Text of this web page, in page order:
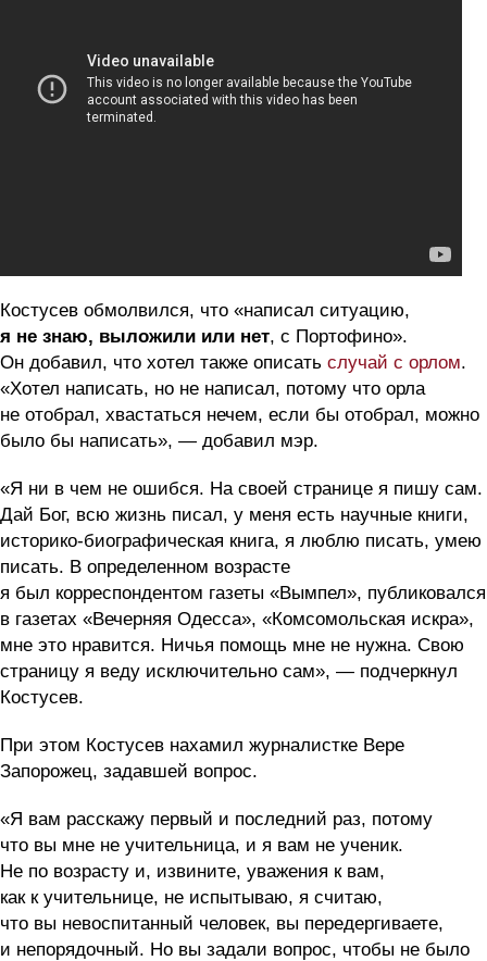
Костусев обмолвился, что «написал ситуацию,
я не знаю, выложили или нет, с Портофино».
Он добавил, что хотел также описать случай с орлом.
«Хотел написать, но не написал, потому что орла
не отобрал, хвастаться нечем, если бы отобрал, можно
было бы написать», — добавил мэр.
«Я ни в чем не ошибся. На своей странице я пишу сам.
Дай Бог, всю жизнь писал, у меня есть научные книги,
историко-биографическая книга, я люблю писать, умею
писать. В определенном возрасте
я был корреспондентом газеты «Вымпел», публиковался
в газетах «Вечерняя Одесса», «Комсомольская искра»,
мне это нравится. Ничья помощь мне не нужна. Свою
страницу я веду исключительно сам», — подчеркнул
Костусев.
При этом Костусев нахамил журналистке Вере
Запорожец, задавшей вопрос.
«Я вам расскажу первый и последний раз, потому
что вы мне не учительница, и я вам не ученик.
Не по возрасту и, извините, уважения к вам,
как к учительнице, не испытываю, я считаю,
что вы невоспитанный человек, вы передергиваете,
и непорядочный. Но вы задали вопрос, чтобы не было